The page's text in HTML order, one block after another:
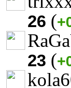
26 (
23 (